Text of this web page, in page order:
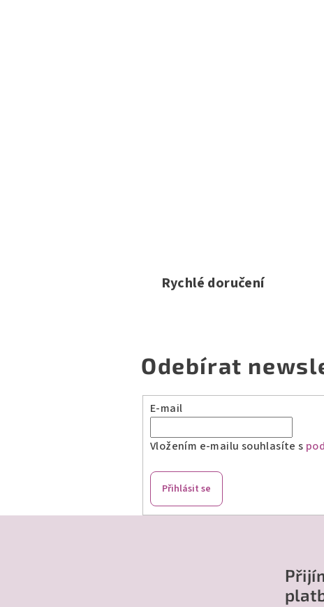
Rychlé doručení
Odebírat
E-mail
Vložením e-mailu souhlasíte s
Přihlásit se